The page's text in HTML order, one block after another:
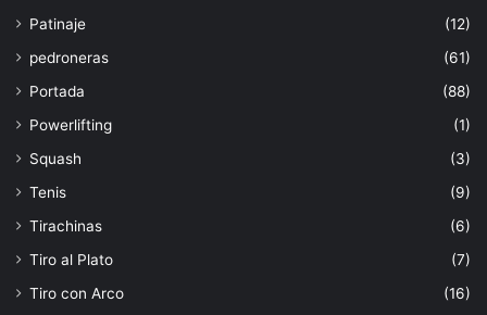
Patinaje
(12)
pedroneras
(61)
Portada
(88)
Powerlifting
(1)
Squash
(3)
Tenis
(9)
Tirachinas
(6)
Tiro al Plato
(7)
Tiro con Arco
(16)